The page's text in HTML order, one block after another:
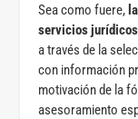
Sea como fuere,
servicios
a través de la
con información
motivación de la
asesoramiento